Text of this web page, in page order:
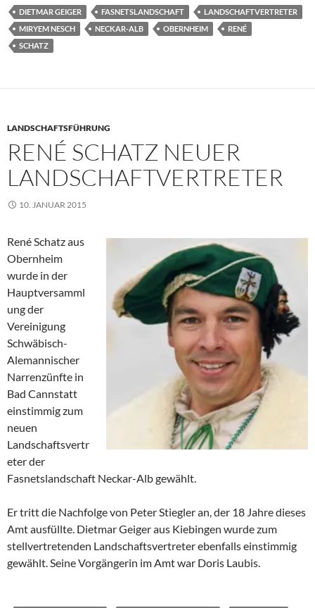
DIETMAR GEIGER FASNETSLANDSCHAFT
LANDSCHAFTVERTRETER
MIRYEM NESCH
NECKAR-ALB OBERNHEIM
RENÉ
SCHATZ
LANDSCHAFTSFÜHRUNG
RENÉ SCHATZ NEUER
LANDSCHAFTVERTRETER
10. JANUAR 2015
René Schatz aus
Obernheim
wurde in der
Hauptversamml
ung der
Vereinigung
Schwäbisch-
Alemannischer
Narrenzünfte in
Bad Cannstatt
einstimmig zum
neuen
Landschaftsvertr
eter der
Fasnetslandschaft Neckar-Alb gewählt.
Er tritt die Nachfolge von Peter Stiegler an, der 18 Jahre dieses
Amt ausfüllte. Dietmar Geiger aus Kiebingen wurde zum
stellvertretenden Landschaftsvertreter ebenfalls einstimmig
gewählt. Seine Vorgängerin im Amt war Doris Laubis.